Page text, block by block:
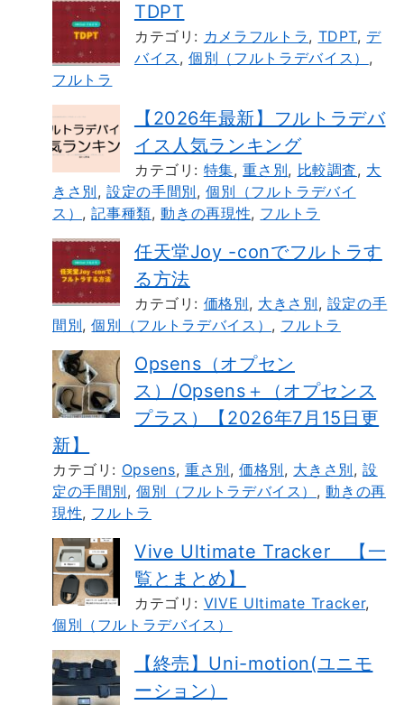
TDPT
カテゴリ: カメラフルトラ, TDPT, デ
バイス ,個別（フルトラデバイス） ,
フルトラ
【2026年最新】フルトラデバ
イス人気ランキング
カテゴリ: 特集,重さ別, 比較調査, 大
きさ別,設定の手間別,個別（フルトラデバイ
ス） ,記事種類,動きの再現性, フルトラ
任天堂Joy -conでフルトラす
る方法
カテゴリ: 価格別, 大きさ別, 設定の手
間別,個別（フルトラデバイス） , フルトラ
Opsens（オプセン
ス）/Opsens＋（オプセンス
プラス）【2026年7月15日更
新】
カテゴリ: Opsens, 重さ別,価格別, 大きさ別,設
定の手間別,個別（フルトラデバイス） ,動きの再
現性, フルトラ
Vive Ultimate Tracker 【一
覧とまとめ】
カテゴリ: VIVE Ultimate Tracker,
個別（フルトラデバイス）
【終売】Uni-motion(ユニモ
ーション）